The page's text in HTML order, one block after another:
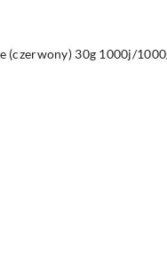
(czerwony) 30g 1000j/